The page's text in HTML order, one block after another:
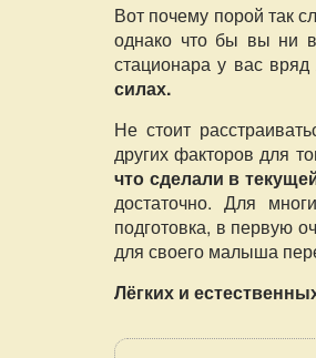
Вот почему порой так
однако что бы вы ни
стационара у вас
силах.
Не стоит
других факторов для
что сделали в
достаточно. Для
подготовка, в первую
для своего малыша
Лёгких и